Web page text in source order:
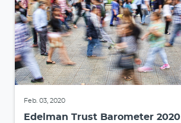
Feb. 03, 2020
Edelman Trust Barometer 2020